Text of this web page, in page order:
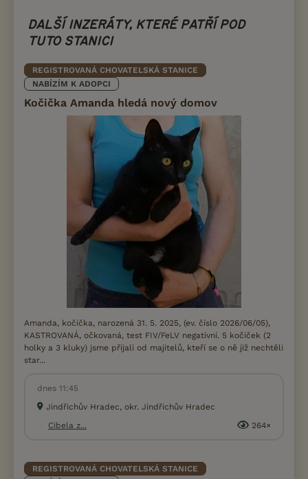
DALŠÍ INZERÁTY, KTERÉ PATŘÍ POD
TUTO STANICI
REGISTROVANÁ CHOVATELSKÁ STANICE
NABÍZÍM K ADOPCI
Kočička Amanda hledá nový domov
Amanda, kočička, narozená 31. 5. 2025, (ev. číslo 2026/06/05),
KASTROVANÁ, očkovaná, test FIV/FeLV negativní. 5 kočiček (2
holky a 3 kluky) jsme přijali od majitelů, kteří se o ně již nechtěli
star...
dnes 11:45
Jindřichův Hradec, okr. Jindřichův Hradec
Cibela z...
264×
REGISTROVANÁ CHOVATELSKÁ STANICE